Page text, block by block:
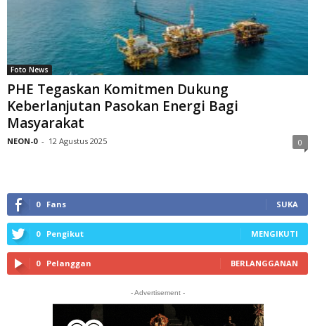
Foto News
PHE Tegaskan Komitmen Dukung
Keberlanjutan Pasokan Energi Bagi
Masyarakat
NEON-0 - 12 Agustus 2025 0
0 Fans SUKA
0 Pengikut MENGIKUTI
0 Pelanggan BERLANGGANAN
- Advertisement -